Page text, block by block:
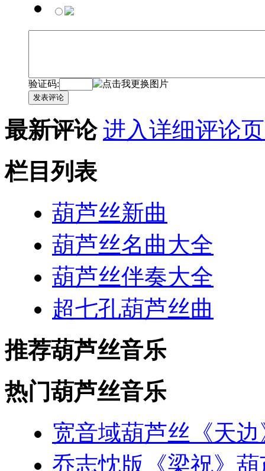
验证码:
发表评论
最新评论 进入详细评论
栏目列表
葫芦丝新曲
葫芦丝名曲大全
葫芦丝伴奏大全
超七孔葫芦丝曲
推荐葫芦丝音乐
热门葫芦丝音乐
宽音域葫芦丝《天
乔志忱版《梁祝》